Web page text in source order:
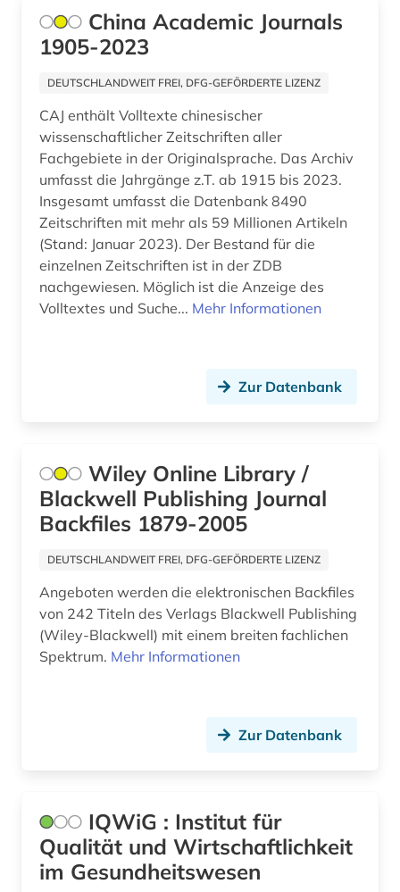
kosmetische inhaltsstoffe (1)
krankenhaus (1)
kunst (2)
landwirtschaft (2)
latein (1)
lehrmittel (2)
lernplattform (1)
lexikon (5)
materialwissenschaft (1)
mathematik (2)
medikament (1)
medizin (34)
medizingeschichte <fach> (1)
medizinische einrichtung (1)
membranproteine (1)
molecular biology (1)
molekularbiologie (1)
China Academic Journals
1905-2023
DEUTSCHLANDWEIT FREI, DFG-GEFÖRDERTE LIZENZ
CAJ enthält Volltexte chinesischer
wissenschaftlicher Zeitschriften aller
Fachgebiete in der Originalsprache. Das Archiv
umfasst die Jahrgänge z.T. ab 1915 bis 2023.
Insgesamt umfasst die Datenbank 8490
Zeitschriften mit mehr als 59 Millionen Artikeln
(Stand: Januar 2023). Der Bestand für die
einzelnen Zeitschriften ist in der ZDB
nachgewiesen. Möglich ist die Anzeige des
Volltextes und Suche... Mehr Informationen
Zur Datenbank
Wiley Online Library /
Blackwell Publishing Journal
Backfiles 1879-2005
DEUTSCHLANDWEIT FREI, DFG-GEFÖRDERTE LIZENZ
Angeboten werden die elektronischen Backfiles
von 242 Titeln des Verlags Blackwell Publishing
(Wiley-Blackwell) mit einem breiten fachlichen
Spektrum. Mehr Informationen
Zur Datenbank
IQWiG : Institut für
Qualität und Wirtschaftlichkeit
im Gesundheitswesen